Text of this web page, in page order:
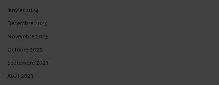
Janvier 2024
Décembre 2023
Novembre 2023
Octobre 2023
Septembre 2023
Août 2023